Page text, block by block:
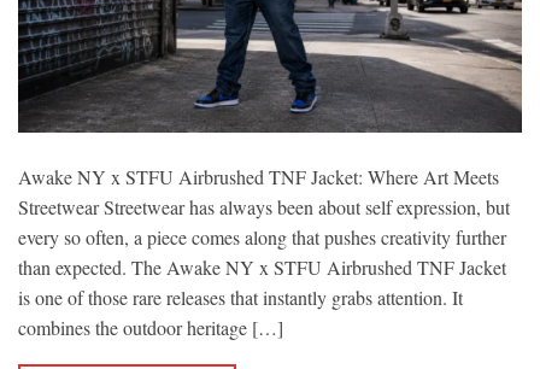
Awake NY x STFU Airbrushed TNF Jacket: Where Art Meets
Streetwear Streetwear has always been about self expression, but
every so often, a piece comes along that pushes creativity further
than expected. The Awake NY x STFU Airbrushed TNF Jacket
is one of those rare releases that instantly grabs attention. It
combines the outdoor heritage […]